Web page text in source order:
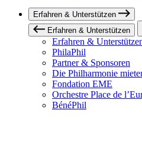
Erfahren & Unterstützen
Erfahren & Unterstützen
Erfahren &
PhilaPhil
Partner & Sponsoren
Die Philharmonie
Fondation EME
Orchestre Place de
BénéPhil